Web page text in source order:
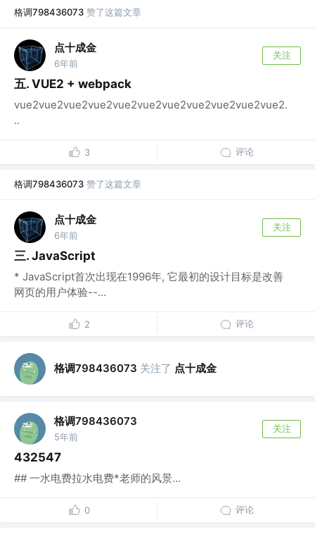
格调798436073 赞了这篇文章
点十成金
6年前
关注
五. VUE2 + webpack
vue2vue2vue2vue2vue2vue2vue2vue2vue2vue2vue2.
..
3 评论
格调798436073 赞了这篇文章
点十成金
6年前
关注
三. JavaScript
* JavaScript首次出现在1996年, 它最初的设计目标是改善
网页的用户体验--...
2 评论
格调798436073 关注了 点十成金
格调798436073
5年前
关注
432547
## 一水电费拉水电费*老师的风景...
0 评论